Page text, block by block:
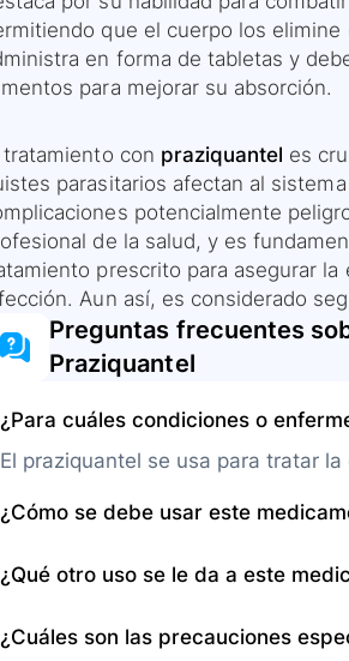
que el cuerpo los
en forma de tabletas y
para mejorar su absorción.
tratamiento con praziquantel es
parasitarios afectan al
potencialmente
de la salud, y es
prescrito para asegurar
Aun así, es considerado
Preguntas frecuentes
Praziquantel
¿Para cuáles condiciones o
El praziquantel se usa para tratar
¿Cómo se debe usar este
algún alimento. Tome el
¿Qué otro uso se le da a este
principalmente para el tratamiento
¿Cuáles son las precauciones